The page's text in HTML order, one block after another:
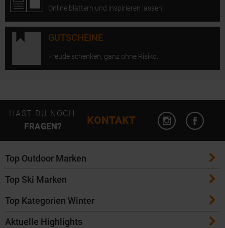
Online blättern und inspirieren lassen.
GUTSCHEINE
Freude schenken, ganz ohne Risiko.
HAST DU NOCH
FRAGEN?
KONTAKT
Instagram
Top Outdoor Marken
Patagonia
Maloja
Salomon
Top Ski Marken
ATK Bindungen
K2 Ski
Top Kategorien Winter
Ski
Aktuelle Highlights